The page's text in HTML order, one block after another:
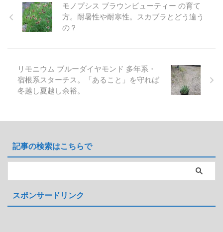
そのため、水はけの良い土壌で育
てることで防げます。 耐寒性は
優れていて、特に気をつけること
気をつけましょう。 本文のデー
タや写真等はすべて筆者自身の観
類：スイカズラ科 ...
モノプシス ブラウンビューティー の育て
方。耐暑性や耐寒性。スカブラとどう違う
の？
リモニウム ブルーダイヤモンド 多年系・
宿根系スターチス。「あること」を守れば
冬越し夏越し余裕。
記事の検索はこちらで
スポンサードリンク